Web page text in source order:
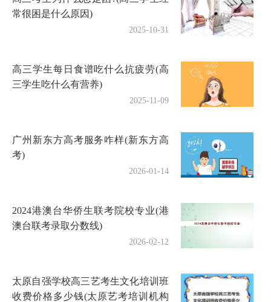
常很困是什么原因)
2025-10-31
高三学生每日食谱吃什么抗疲劳(高
三学生吃什么有营养)
2025-11-09
广州新东方高考服务咋样(新东方高
考)
2026-01-14
2024港澳台华侨生联考院校专业(港
澳台联考录取分数线)
2026-02-12
太原自强学校高三艺考生文化培训班
收费价格多少钱(太原艺考培训机构